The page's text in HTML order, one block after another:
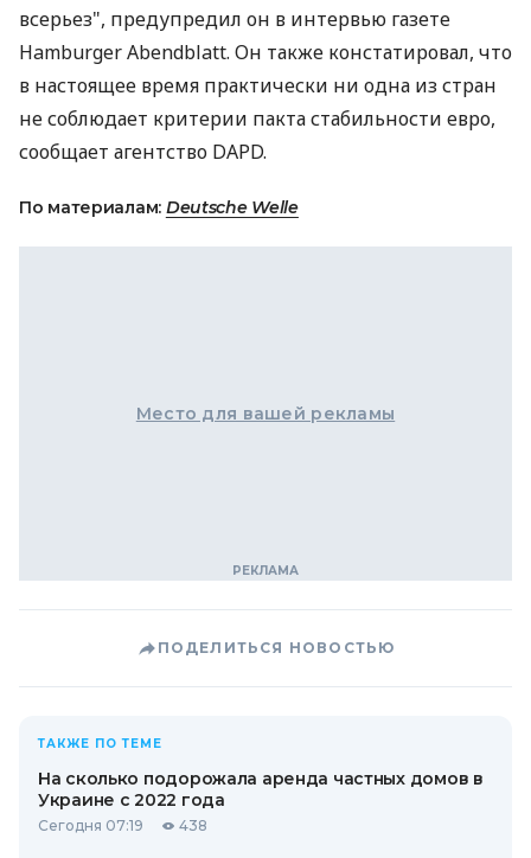
всерьез", предупредил он в интервью газете
Hamburger Abendblatt. Он также констатировал, что
в настоящее время практически ни одна из стран
не соблюдает критерии пакта стабильности евро,
сообщает агентство DAPD.
По материалам: Deutsche Welle
Место для вашей рекламы
ПОДЕЛИТЬСЯ НОВОСТЬЮ
ТАКЖЕ ПО ТЕМЕ
На сколько подорожала аренда частных домов в
Украине с 2022 года
Сегодня 07:19 438